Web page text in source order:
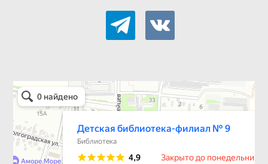
telegramvkontakte
Детская библиотека-филиал № 9
Библиотека в Севастополе